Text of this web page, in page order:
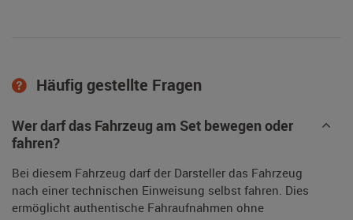
Häufig gestellte Fragen
Wer darf das Fahrzeug am Set bewegen oder
fahren?
Bei diesem Fahrzeug darf der Darsteller das Fahrzeug
nach einer technischen Einweisung selbst fahren. Dies
ermöglicht authentische Fahraufnahmen ohne